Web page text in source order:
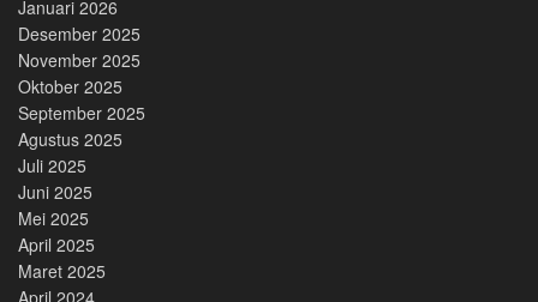
Januari 2026
Desember 2025
November 2025
Oktober 2025
September 2025
Agustus 2025
Juli 2025
Juni 2025
Mei 2025
April 2025
Maret 2025
April 2024